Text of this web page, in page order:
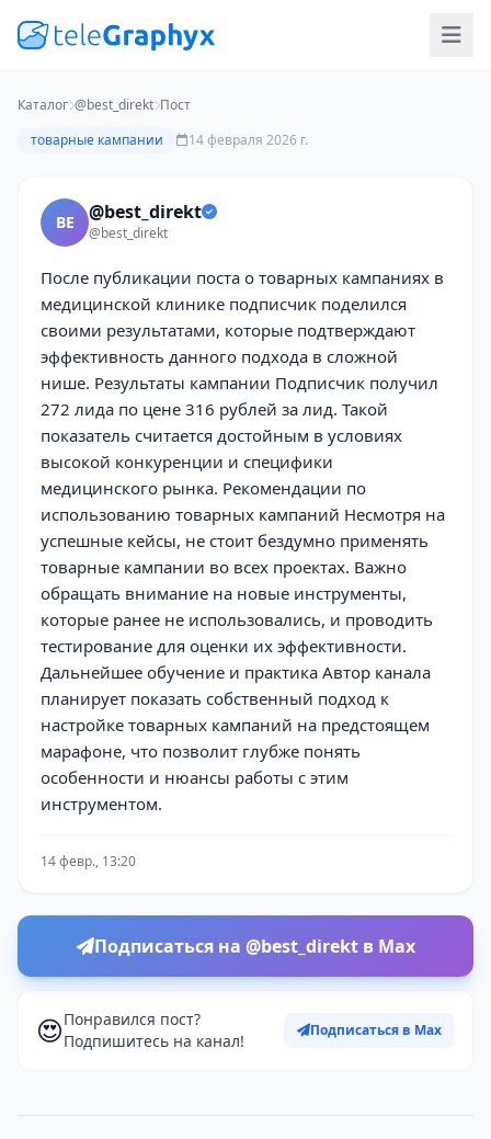
Каталог @best_direkt Пост
товарные кампании
14 февраля 2026 г.
BE @best_direkt
@best_direkt
После публикации поста о товарных кампаниях в
медицинской клинике подписчик поделился
своими результатами, которые подтверждают
эффективность данного подхода в сложной
нише. Результаты кампании Подписчик получил
272 лида по цене 316 рублей за лид. Такой
показатель считается достойным в условиях
высокой конкуренции и специфики
медицинского рынка. Рекомендации по
использованию товарных кампаний Несмотря на
успешные кейсы, не стоит бездумно применять
товарные кампании во всех проектах. Важно
обращать внимание на новые инструменты,
которые ранее не использовались, и проводить
тестирование для оценки их эффективности.
Дальнейшее обучение и практика Автор канала
планирует показать собственный подход к
настройке товарных кампаний на предстоящем
марафоне, что позволит глубже понять
особенности и нюансы работы с этим
инструментом.
14 февр., 13:20
Подписаться на @best_direkt в Max
😍Понравился пост?
Подпишитесь на канал!
Подписаться в Max